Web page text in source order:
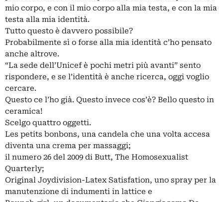
mio corpo, e con il mio corpo alla mia testa, e con la mia
testa alla mia identità.
Tutto questo è davvero possibile?
Probabilmente sì o forse alla mia identità c’ho pensato
anche altrove.
“La sede dell’Unicef è pochi metri più avanti” sento
rispondere, e se l’identità è anche ricerca, oggi voglio
cercare.
Questo ce l’ho già. Questo invece cos’è? Bello questo in
ceramica!
Scelgo quattro oggetti.
Les petits bonbons, una candela che una volta accesa
diventa una crema per massaggi;
il numero 26 del 2009 di Butt, The Homosexualist
Quarterly;
Original Joydivision-Latex Satisfation, uno spray per la
manutenzione di indumenti in lattice e